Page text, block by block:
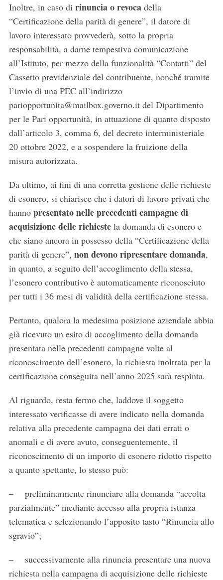
Inoltre, in caso di rinuncia o revoca della
“Certificazione della parità di genere”, il datore di
lavoro interessato provvederà, sotto la propria
responsabilità, a darne tempestiva comunicazione
all’Istituto, per mezzo della funzionalità “Contatti” del
Cassetto previdenziale del contribuente, nonché tramite
l’invio di una PEC all’indirizzo
pariopportunita@mailbox.governo.it del Dipartimento
per le Pari opportunità, in attuazione di quanto disposto
dall’articolo 3, comma 6, del decreto interministeriale
20 ottobre 2022, e a sospendere la fruizione della
misura autorizzata.
Da ultimo, ai fini di una corretta gestione delle richieste
di esonero, si chiarisce che i datori di lavoro privati che
hanno presentato nelle precedenti campagne di
acquisizione delle richiestela domanda di esonero e
che siano ancora in possesso della “Certificazione della
parità di genere”, non devono ripresentare domanda,
in quanto, a seguito dell’accoglimento della stessa,
l’esonero contributivo è automaticamente riconosciuto
per tutti i 36 mesi di validità della certificazione stessa.
Pertanto, qualora la medesima posizione aziendale abbia
già ricevuto un esito di accoglimento della domanda
presentata nelle precedenti campagne volte al
riconoscimento dell’esonero, la richiesta inoltrata per la
certificazione conseguita nell’anno 2025 sarà respinta.
Al riguardo, resta fermo che, laddove il soggetto
interessato verificasse di avere indicato nella domanda
relativa alla precedente campagna dei dati errati o
anomali e di avere avuto, conseguentemente, il
riconoscimento di un importo di esonero ridotto rispetto
a quanto spettante, lo stesso può:
– preliminarmente rinunciare alla domanda “accolta
parzialmente” mediante accesso alla propria istanza
telematica e selezionando l’apposito tasto “Rinuncia allo
sgravio”;
– successivamente alla rinuncia presentare una nuova
richiesta nella campagna di acquisizione delle richieste